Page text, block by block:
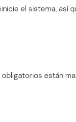
el sistema, así
están